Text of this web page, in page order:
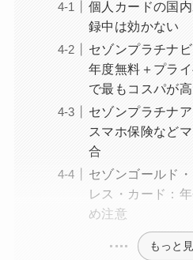
個人カードの国
録中は効かない
セゾンプラチナ
年度無料＋プラ
で最もコスパが
セゾンプラチナ
スマホ保険など
合
セゾンゴールド
レス・カード：
め注意
もっと